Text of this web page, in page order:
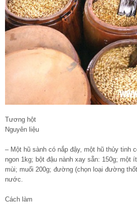
Tương hột
Nguyên liệu
– Một hũ sành có nắp đậy, một hũ thủy tinh
ngon 1kg; bột đậu nành xay sẵn: 150g; một
mùi; muối 200g; đường (chọn loại đường
nước.
Cách làm